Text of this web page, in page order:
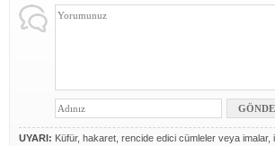
UYARI: Küfür, hakaret, rencide edici cümleler veya imalar,